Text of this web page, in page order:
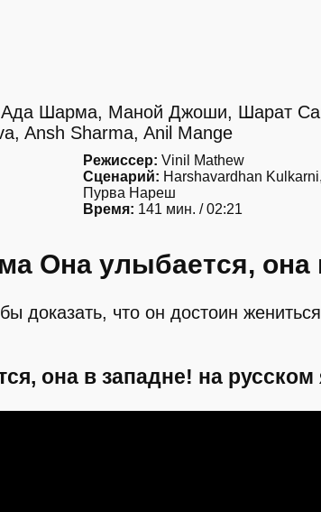
Шарма, Маной Джоши, Шарат
Ansh Sharma, Anil Mange
Режиссер: Vinil Mathew
Сценарий: Harshavardhan
Пурва Нареш
Время: 141 мин. / 02:21
Она улыбается, она
доказать, что он достоин
она в западне! на русском